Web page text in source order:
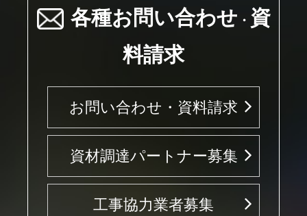
各種お問い合わせ ・ 資
料請求
お問い合わせ・資料請求
資材調達パートナー募集
工事協力業者募集